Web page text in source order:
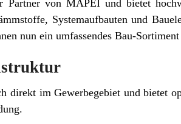
Partner von MAPEI und bietet
Systemaufbauten und
nun ein umfassendes Bau-
direkt im Gewerbegebiet und bietet